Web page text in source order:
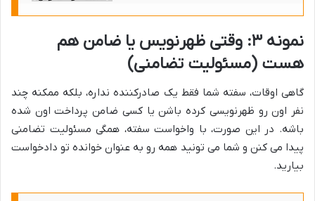
نمونه ۳: وقتی ظهرنویس یا ضامن هم
هست (مسئولیت تضامنی)
گاهی اوقات، سفته شما فقط یک صادرکننده نداره، بلکه ممکنه چند
نفر اون رو ظهرنویسی کرده باشن یا کسی ضامن پرداخت اون شده
باشه. در این صورت، با واخواست سفته، همگی مسئولیت تضامنی
پیدا می کنن و شما می تونید همه رو به عنوان خوانده تو دادخواست
بیارید.